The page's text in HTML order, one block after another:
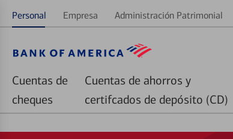
Personal Empresa Administración Patrimonial
Cuentas de
cheques
Cuentas de ahorros y
certifcados de depósito (CD)